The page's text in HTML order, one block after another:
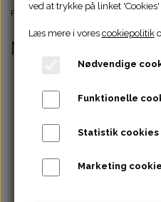
ATV
Pocketbike -
Forside Kinroad Chopper Dele
Motor 110cc
ved at trykke på linket
Læs mere i vores cookiepolitik
Nødvendige
Funktionelle
Statistik cookies
Marketing